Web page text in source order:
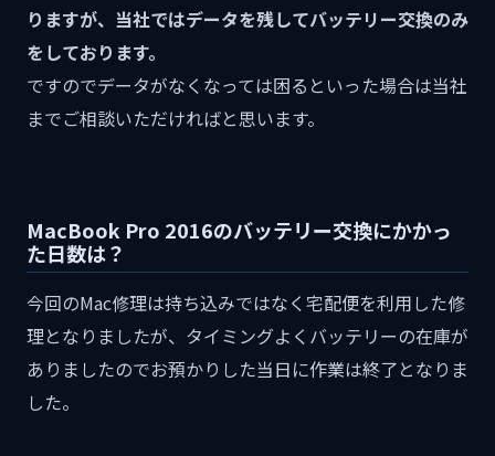
りますが、当社ではデータを残してバッテリー交換のみ
をしております。
ですのでデータがなくなっては困るといった場合は当社
までご相談いただければと思います。
MacBook Pro 2016のバッテリー交換にかかっ
た日数は？
今回のMac修理は持ち込みではなく宅配便を利用した修
理となりましたが、タイミングよくバッテリーの在庫が
ありましたのでお預かりした当日に作業は終了となりま
した。